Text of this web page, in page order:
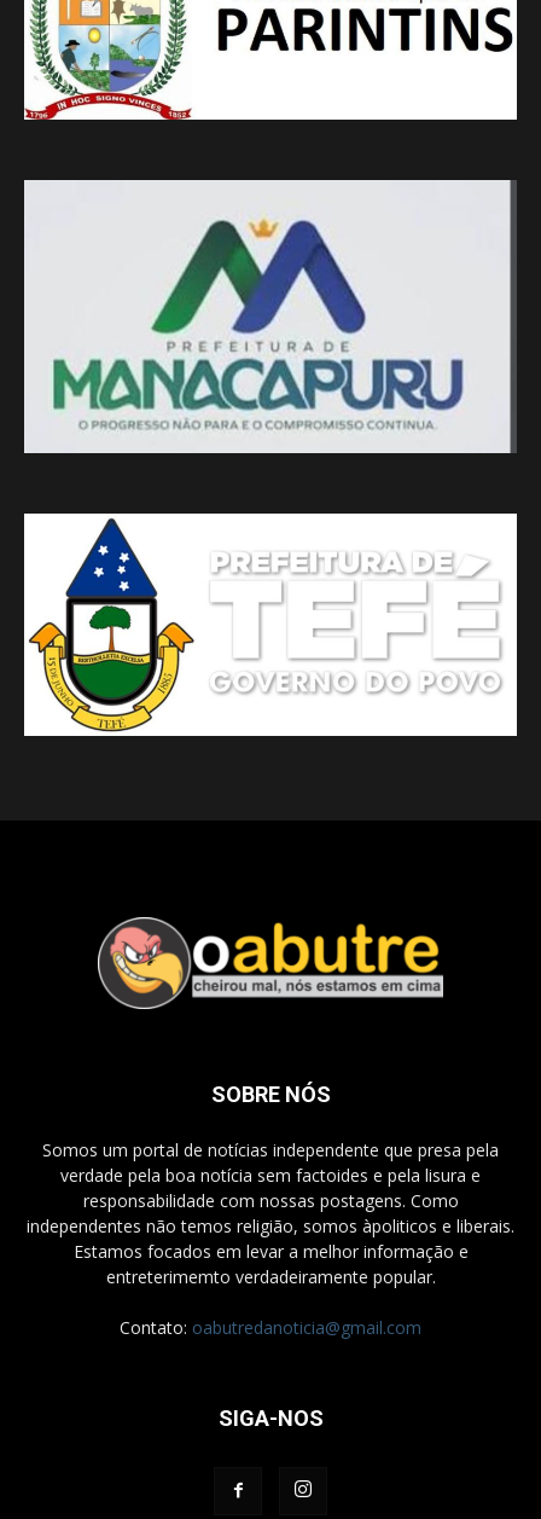
SOBRE NÓS
Somos um portal de notícias independente que presa pela
verdade pela boa notícia sem factoides e pela lisura e
responsabilidade com nossas postagens. Como
independentes não temos religião, somos àpoliticos e liberais.
Estamos focados em levar a melhor informação e
entreterimemto verdadeiramente popular.
Contato: oabutredanoticia@gmail.com
SIGA-NOS